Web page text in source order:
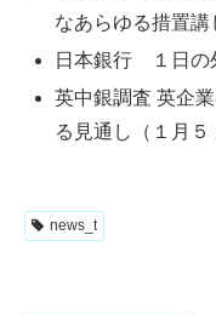
なあらゆる措置講
日本銀行 １日の
英中銀調査 英企
る見通し（１月５
news_t